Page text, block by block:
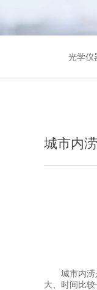
光学仪
城市内涝
城市内涝是
大、时间比较